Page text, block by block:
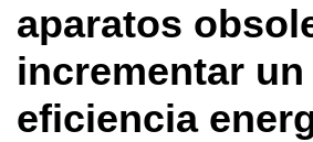
aparatos
incrementar un
eficiencia